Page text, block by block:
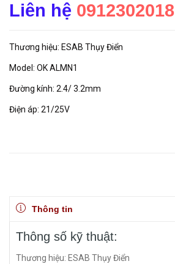
Liên hệ 0912302018
Thương hiệu: ESAB Thụy Điển
Model: OK ALMN1
Đường kính: 2.4/ 3.2mm
Điện áp: 21/25V
Thông tin
Thông số kỹ thuật:
Thương hiệu: ESAB Thụy Điển